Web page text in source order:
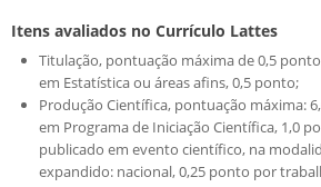
Itens avaliados no Currículo Lattes
Titulação, pontuação máxima de 0,5
em Estatística ou áreas afins, 0,5 ponto;
Produção Científica, pontuação máxima:
em Programa de Iniciação Científica, 1,0
publicado em evento científico, na
expandido: nacional, 0,25 ponto por